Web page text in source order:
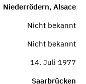
Niederrödern, Alsace
Nicht bekannt
Nicht bekannt
14. Juli 1977
Saarbrücken